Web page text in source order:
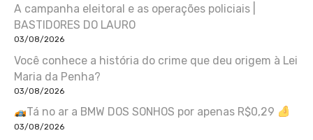
A campanha eleitoral e as operações policiais |
BASTIDORES DO LAURO
03/08/2026
Você conhece a história do crime que deu origem à Lei
Maria da Penha?
03/08/2026
Tá no ar a BMW DOS SONHOS por apenas R$0,29
03/08/2026